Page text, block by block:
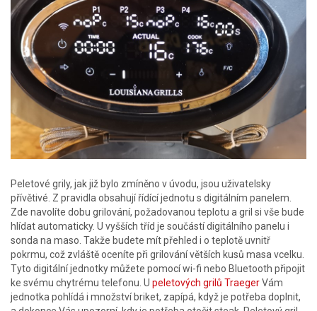
Peletové grily, jak již bylo zmíněno v úvodu, jsou uživatelsky
přívětivé. Z pravidla obsahují řídící jednotu s digitálním panelem.
Zde navolíte dobu grilování, požadovanou teplotu a gril si vše bude
hlídat automaticky. U vyšších tříd je součástí digitálního panelu i
sonda na maso. Takže budete mít přehled i o teplotě uvnitř
pokrmu, což zvláště oceníte při grilování větších kusů masa vcelku.
Tyto digitální jednotky můžete pomocí wi-fi nebo Bluetooth připojit
ke svému chytrému telefonu. U peletových grilů TraegerVám
jednotka pohlídá i množství briket, zapípá, když je potřeba doplnit,